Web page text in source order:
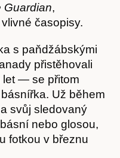
Guardian,
časopisy.
s paňdžábskými
přistěhovali
let — se přitom
Už během
svůj sledovaný
nebo glosou,
fotkou v březnu